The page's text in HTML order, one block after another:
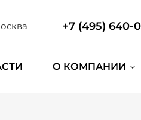
+7 (495) 640-
О КОМПАНИИ